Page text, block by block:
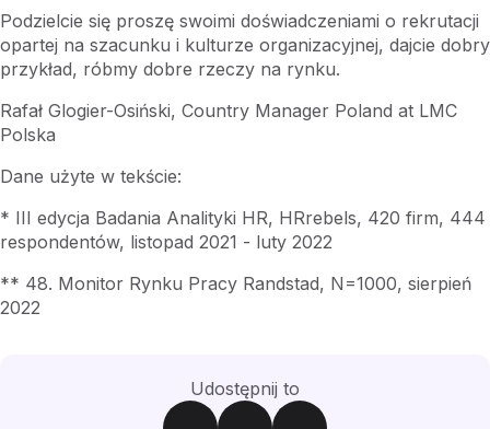
Podzielcie się proszę swoimi doświadczeniami o rekrutacji
opartej na szacunku i kulturze organizacyjnej, dajcie dobry
przykład, róbmy dobre rzeczy na rynku.
Rafał Glogier-Osiński, Country Manager Poland at LMC
Polska
Dane użyte w tekście:
* III edycja Badania Analityki HR, HRrebels, 420 firm, 444
respondentów, listopad 2021 - luty 2022
** 48. Monitor Rynku Pracy Randstad, N=1000, sierpień
2022
Udostępnij to